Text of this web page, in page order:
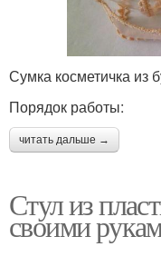
Сумка косметичка из
Порядок работы:
читать дальше →
Стул из
своими